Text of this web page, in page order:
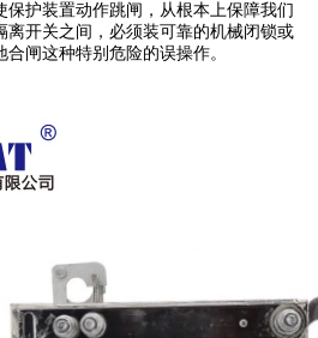
保护装置动作跳闸，从根本上保障我们
离开关之间，必须装可靠的机械闭锁或
闸这种特别危险的误操作。